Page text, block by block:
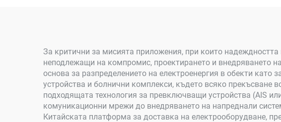
За критични за мисията приложения, при които надеждността
неподлежащи на компромис, проектирането и внедряването
основа за разпределението на електроенергия в обекти като
устройства и болнични комплекси, където всяко прекъсване
подходящата технология за превключващи устройства (AIS
комуникационни мрежи до внедряването на напреднали
Китайската платформа за доставка на електрооборудване,